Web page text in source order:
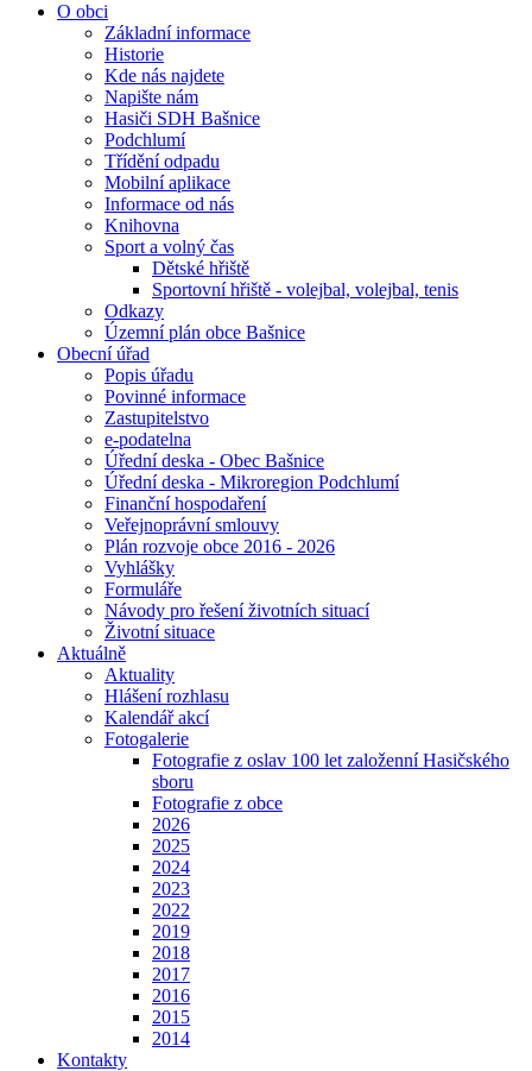
O obci
Základní informace
Historie
Kde nás najdete
Napište nám
Hasiči SDH Bašnice
Podchlumí
Třídění odpadu
Mobilní aplikace
Informace od nás
Knihovna
Sport a volný čas
Dětské hřiště
Sportovní hřiště - volejbal, volejbal, tenis
Odkazy
Územní plán obce Bašnice
Obecní úřad
Popis úřadu
Povinné informace
Zastupitelstvo
e-podatelna
Úřední deska - Obec Bašnice
Úřední deska - Mikroregion Podchlumí
Finanční hospodaření
Veřejnoprávní smlouvy
Plán rozvoje obce 2016 - 2026
Vyhlášky
Formuláře
Návody pro řešení životních situací
Životní situace
Aktuálně
Aktuality
Hlášení rozhlasu
Kalendář akcí
Fotogalerie
Fotografie z oslav 100 let založenní Hasičského
sboru
Fotografie z obce
2026
2025
2024
2023
2022
2019
2018
2017
2016
2015
2014
Kontakty